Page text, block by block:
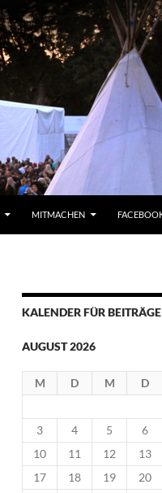
MITMACHEN
KALENDER FÜR BEITRÄGE
AUGUST 2026
M D M D
3
4 5 6
10
11 12 13
17
18 19 20